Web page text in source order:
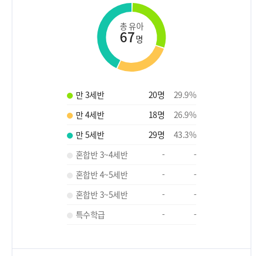
총 유아
67명
만 3세반 20명 29.9%
만 4세반
18명 26.9%
만 5세반
29명 43.3%
혼합반 3~4세반
-
-
혼합반 4~5세반
-
-
혼합반 3~5세반
-
-
특수학급
- -